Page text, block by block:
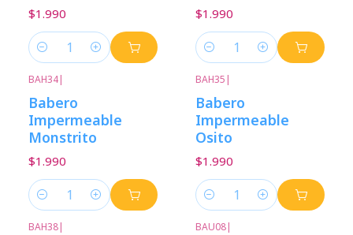
$1.990
Cantidad
$1.990
Cantidad
BAH34|
Babero
Impermeable
Monstrito
$1.990
Cantidad
BAH35 |
Babero
Impermeable
Osito
$1.990
Cantidad
BAH38| BAU08|